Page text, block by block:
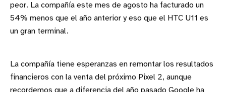
peor. La compañía este mes de agosto ha facturado un
54% menos que el año anterior y eso que el HTC U11 es
un gran terminal.
La compañía tiene esperanzas en remontar los resultados
financieros con la venta del próximo Pixel 2, aunque
recordemos que a diferencia del año pasado Google ha